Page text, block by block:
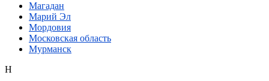
Магадан
Марий Эл
Мордовия
Московская область
Мурманск
Н